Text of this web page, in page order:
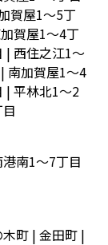
賀屋1～5丁
賀屋1～4丁
| 西住之江1～
南加賀屋1～4
| 平林北1～2
南1～7丁目
町 | 金田町 |